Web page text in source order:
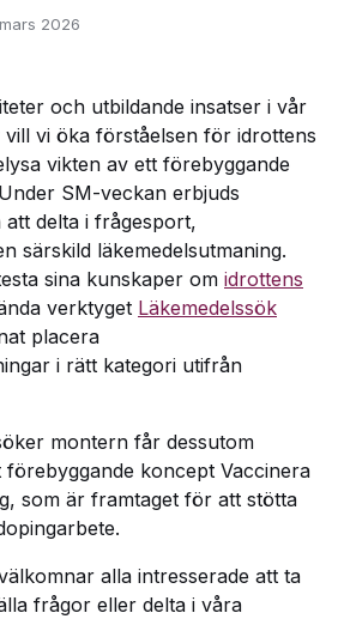
2026
och utbildande insatser i vår
vi öka förståelsen för idrottens
vikten av ett förebyggande
SM-veckan erbjuds
delta i frågesport,
särskild läkemedelsutmaning.
sina kunskaper om idrottens
verktyget Läkemedelssök
placera
i rätt kategori utifrån
montern får dessutom
koncept Vaccinera
som är framtaget för att stötta
alla intresserade att ta
frågor eller delta i våra